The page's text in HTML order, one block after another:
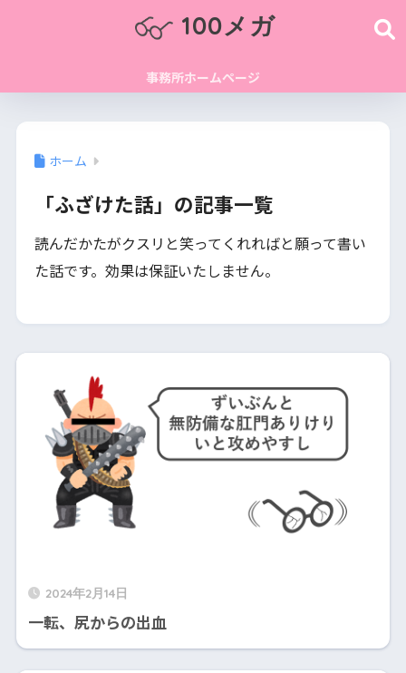
100メガ
事務所ホームページ
ホーム
「ふざけた話」の記事一覧
読んだかたがクスリと笑ってくれればと願って書い
た話です。効果は保証いたしません。
2024年2月14日
一転、尻からの出血